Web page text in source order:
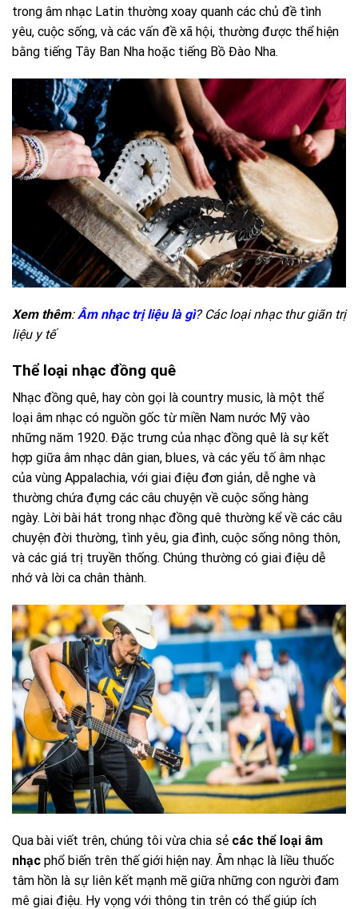
trong âm nhạc Latin thường xoay quanh các chủ đề tình
yêu, cuộc sống, và các vấn đề xã hội, thường được thể hiện
bằng tiếng Tây Ban Nha hoặc tiếng Bồ Đào Nha.
Xem thêm: Âm nhạc trị liệu là gì? Các loại nhạc thư giãn trị
liệu y tế
Thể loại nhạc đồng quê
Nhạc đồng quê, hay còn gọi là country music, là một thể
loại âm nhạc có nguồn gốc từ miền Nam nước Mỹ vào
những năm 1920. Đặc trưng của nhạc đồng quê là sự kết
hợp giữa âm nhạc dân gian, blues, và các yếu tố âm nhạc
của vùng Appalachia, với giai điệu đơn giản, dễ nghe và
thường chứa đựng các câu chuyện về cuộc sống hàng
ngày. Lời bài hát trong nhạc đồng quê thường kể về các câu
chuyện đời thường, tình yêu, gia đình, cuộc sống nông thôn,
và các giá trị truyền thống. Chúng thường có giai điệu dễ
nhớ và lời ca chân thành.
Qua bài viết trên, chúng tôi vừa chia sẻ các thể loại âm
nhạc phổ biến trên thế giới hiện nay. Âm nhạc là liều thuốc
tâm hồn là sự liên kết mạnh mẽ giữa những con người đam
mê giai điệu. Hy vọng với thông tin trên có thể giúp ích